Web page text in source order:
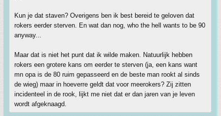
Kun je dat staven? Overigens ben ik best bereid te geloven dat
rokers eerder sterven. En wat dan nog, who the hell wants to be 90
anyway...
Maar dat is niet het punt dat ik wilde maken. Natuurlijk hebben
rokers een grotere kans om eerder te sterven (ja, een kans want
mn opa is de 80 ruim gepasseerd en de beste man rookt al sinds
de wieg) maar in hoeverre geldt dat voor meerokers? Zij zitten
incidenteel in de rook, lijkt me niet dat er dan jaren van je leven
wordt afgeknaagd.